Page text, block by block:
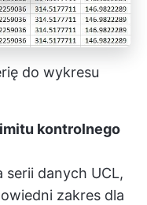
do wykresu
kontrolnego
danych UCL,
zakres dla